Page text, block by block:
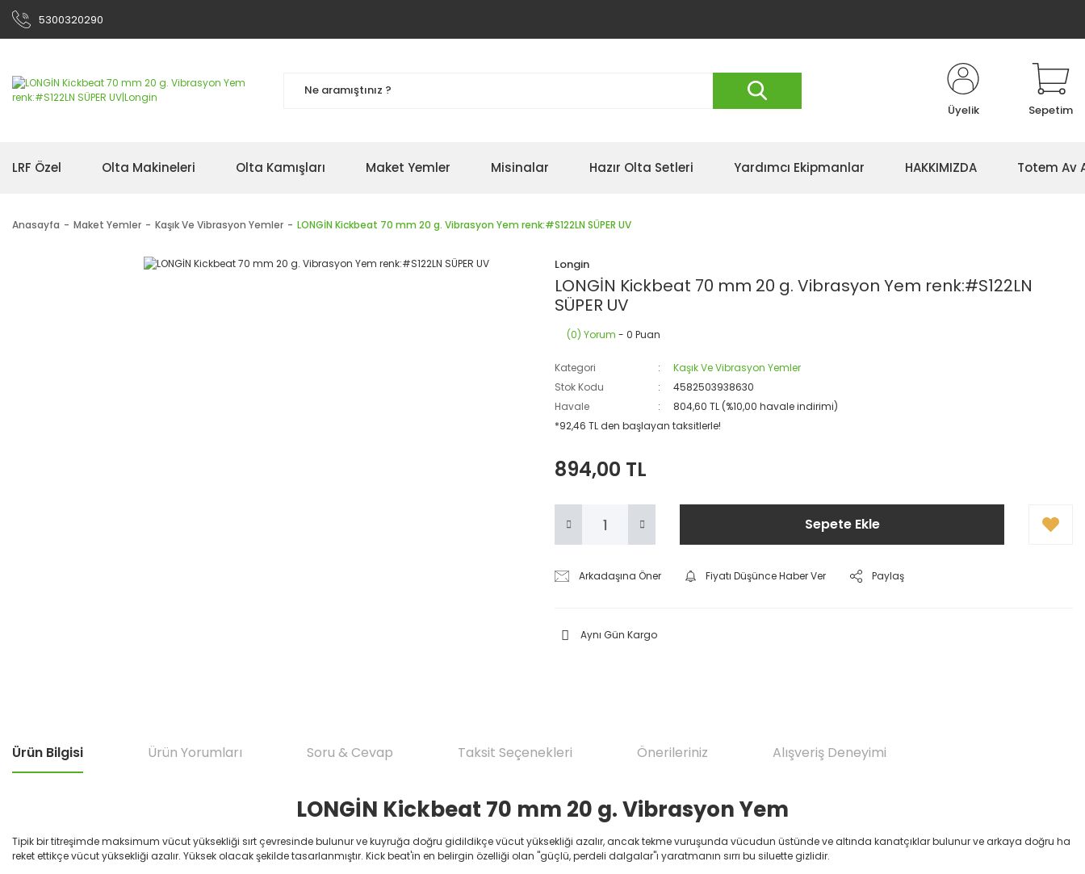
5300320290
Üyelik Sepetim
LRF Özel Olta Makineleri Olta Kamışları Maket Yemler Misinalar Hazır Olta Setleri Yardımcı Ekipmanlar HAKKIMIZDA Totem Av
Anasayfa Maket Yemler Kaşık Ve Vibrasyon Yemler LONGİN Kickbeat 70 mm 20 g. Vibrasyon Yem renk:#S122LN SÜPER UV
Longin
LONGİN Kickbeat 70 mm 20 g. Vibrasyon Yem renk:#S122LN
SÜPER UV
(0) Yorum - 0 Puan
Kategori
Kaşık Ve Vibrasyon Yemler
Stok Kodu
4582503938630
Havale
804,60 TL (%10,00 havale indirimi)
*92,46 TL den başlayan taksitlerle!
894,00 TL
Sepete Ekle
Arkadaşına Öner Fiyatı Düşünce Haber Ver Paylaş
Aynı Gün Kargo
Ürün Bilgisi Ürün Yorumları Soru & Cevap Taksit Seçenekleri Önerileriniz Alışveriş Deneyimi
LONGİN Kickbeat 70 mm 20 g. Vibrasyon Yem
Tipik bir titreşimde maksimum vücut yüksekliği sırt çevresinde bulunur ve kuyruğa doğru gidildikçe vücut yüksekliği azalır, ancak tekme vuruşunda vücudun üstünde ve altında kanatçıklar bulunur ve arkaya doğru ha
reket ettikçe vücut yüksekliği azalır. Yüksek olacak şekilde tasarlanmıştır. Kick beat'in en belirgin özelliği olan "güçlü, perdeli dalgalar"ı yaratmanın sırrı bu siluette gizlidir.